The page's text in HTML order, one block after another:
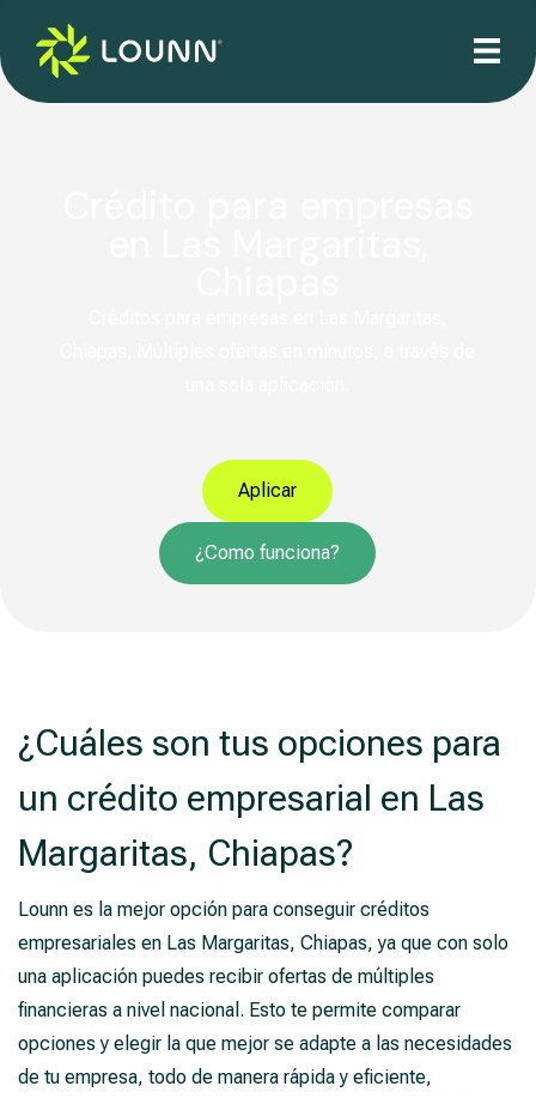
Aplicar
¿Como funciona?
¿Cuáles son tus opciones para
un crédito empresarial en Las
Margaritas, Chiapas?
Lounn es la mejor opción para conseguir créditos
empresariales en Las Margaritas, Chiapas, ya que con solo
una aplicación puedes recibir ofertas de múltiples
financieras a nivel nacional. Esto te permite comparar
opciones y elegir la que mejor se adapte a las necesidades
de tu empresa, todo de manera rápida y eficiente,